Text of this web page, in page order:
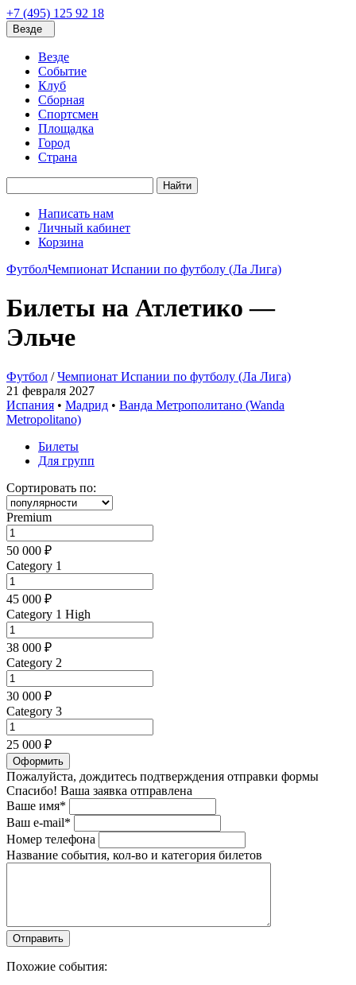
+7 (495) 125 92 18
Везде
Везде
Событие
Клуб
Сборная
Спортсмен
Площадка
Город
Страна
Найти
Написать нам
Личный кабинет
Корзина
ФутболЧемпионат Испании по футболу (Ла Лига)
Билеты на Атлетико —
Эльче
Футбол /Чемпионат Испании по футболу (Ла Лига)
21 февраля 2027
Испания • Мадрид • Ванда Метрополитано (Wanda
Metropolitano)
Билеты
Для групп
Сортировать по:
Premium
50 000 ₽
Category 1
45 000 ₽
Category 1 High
38 000 ₽
Category 2
30 000 ₽
Category 3
25 000 ₽
Оформить
Пожалуйста, дождитесь подтверждения отправки формы
Спасибо! Ваша заявка отправлена
Ваше имя*
Ваш e-mail*
Номер телефона
Название события, кол-во и категория билетов
Похожие события: